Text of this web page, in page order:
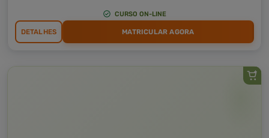
CURSO ON-LINE
DETALHES MATRICULAR AGORA